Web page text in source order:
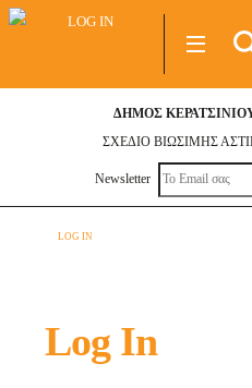
Skip
MENU
ΔΗΜΟΣ
ΣΧΕΔΙΟ ΒΙΩΣΙΜΗΣ
Newsletter
LOG IN
Log In